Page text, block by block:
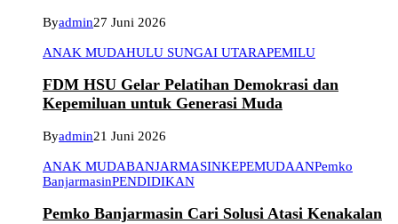
Byadmin27 Juni 2026
ANAK MUDAHULU SUNGAI UTARAPEMILU
FDM HSU Gelar Pelatihan Demokrasi dan
Kepemiluan untuk Generasi Muda
Byadmin21 Juni 2026
ANAK MUDABANJARMASINKEPEMUDAANPemko
BanjarmasinPENDIDIKAN
Pemko Banjarmasin Cari Solusi Atasi Kenakalan